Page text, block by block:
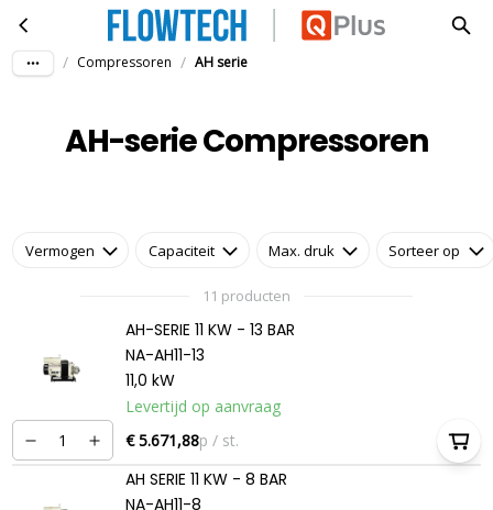
Ga naar hoofdinhoudAH-serie Compressoren
/ Compressoren / AH serie
AH-serie Compressoren
Vermogen Capaciteit Max. druk Sorteer op
11 producten
AH-SERIE 11 KW - 13 BAR
NA-AH11-13
11,0 kW
Levertijd op aanvraag
€ 5.671,88p / st.
AH SERIE 11 KW - 8 BAR
NA-AH11-8